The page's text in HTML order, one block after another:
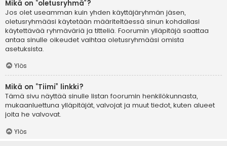
Mikä on “oletusryhmä”?
Jos olet useamman kuin yhden käyttäjäryhmän jäsen,
oletusryhmääsi käytetään määriteltäessä sinun kohdallasi
käytettävää ryhmäväriä ja titteliä. Foorumin ylläpitäjä saattaa
antaa sinulle oikeudet vaihtaa oletusryhmääsi omista
asetuksista.
Ylös
Mikä on “Tiimi” linkki?
Tämä sivu näyttää sinulle listan foorumin henkilökunnasta,
mukaanluettuna ylläpitäjät, valvojat ja muut tiedot, kuten alueet
joita he valvovat.
Ylös